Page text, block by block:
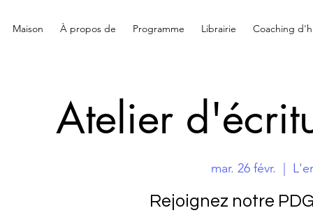
Maison À propos de Programme Librairie Coaching
Atelier
mar. 26 févr.
Rejoignez notre